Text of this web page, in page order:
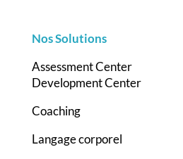
Nos Solutions
Assessment Center
Development Center
Coaching
Langage corporel